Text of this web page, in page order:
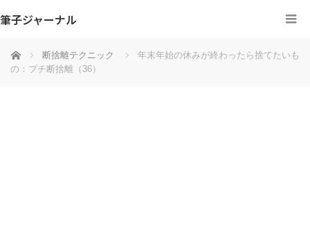
筆子ジャーナル
ホーム 断捨離テクニック
年末年始の休みが終わったら捨てたいも
の：プチ断捨離（36）